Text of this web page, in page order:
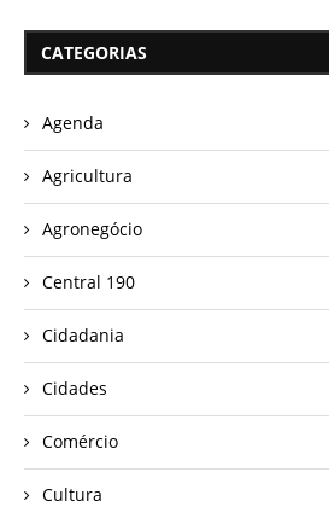
CATEGORIAS
Agenda
Agricultura
Agronegócio
Central 190
Cidadania
Cidades
Comércio
Cultura